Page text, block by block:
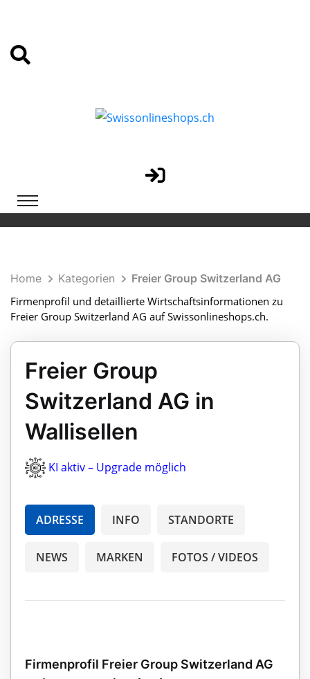
Home Kategorien
Freier Group Switzerland AG
Firmenprofil und detaillierte Wirtschaftsinformationen zu
Freier Group Switzerland AG auf Swissonlineshops.ch.
Freier Group
Switzerland AG in
Wallisellen
KI aktiv – Upgrade möglich
ADRESSE INFO STANDORTE
NEWS MARKEN FOTOS / VIDEOS
Firmenprofil Freier Group Switzerland AG